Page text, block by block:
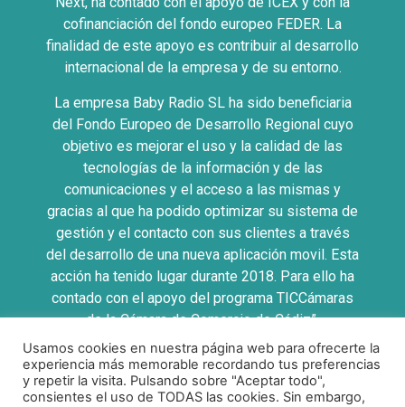
cofinanciación del fondo europeo FEDER. La
finalidad de este apoyo es contribuir al desarrollo
internacional de la empresa y de su entorno.
La empresa Baby Radio SL ha sido beneficiaria
del Fondo Europeo de Desarrollo Regional cuyo
objetivo es mejorar el uso y la calidad de las
tecnologías de la información y de las
comunicaciones y el acceso a las mismas y
gracias al que ha podido optimizar su sistema de
gestión y el contacto con sus clientes a través
del desarrollo de una nueva aplicación movil. Esta
acción ha tenido lugar durante 2018. Para ello ha
contado con el apoyo del programa TICCámaras
de la Cámara de Comercio de Cádiz”.
UNA MANERA DE HACER EUROPA
Usamos cookies en nuestra página web para ofrecerte la
experiencia más memorable recordando tus preferencias
y repetir la visita. Pulsando sobre "Aceptar todo",
consientes el uso de TODAS las cookies. Sin embargo,